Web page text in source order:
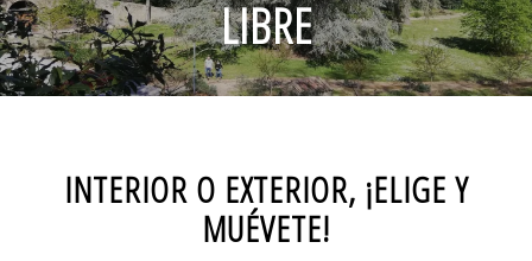
LIBRE
INTERIOR O EXTERIOR, ¡ELIGE Y
MUÉVETE!